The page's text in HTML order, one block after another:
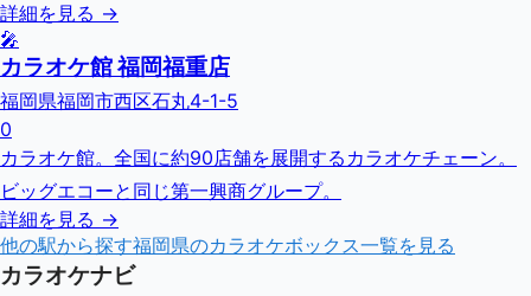
詳細を見る →
🎤
カラオケ館 福岡福重店
福岡県福岡市西区石丸4-1-5
0
カラオケ館。全国に約90店舗を展開するカラオケチェーン。
ビッグエコーと同じ第一興商グループ。
詳細を見る →
他の駅から探す福岡県のカラオケボックス一覧を見る
カラオケナビ